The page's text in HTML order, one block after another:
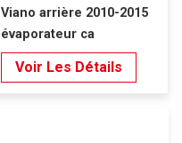
Viano arrière 2010-2015
évaporateur ca
Voir Les Détails